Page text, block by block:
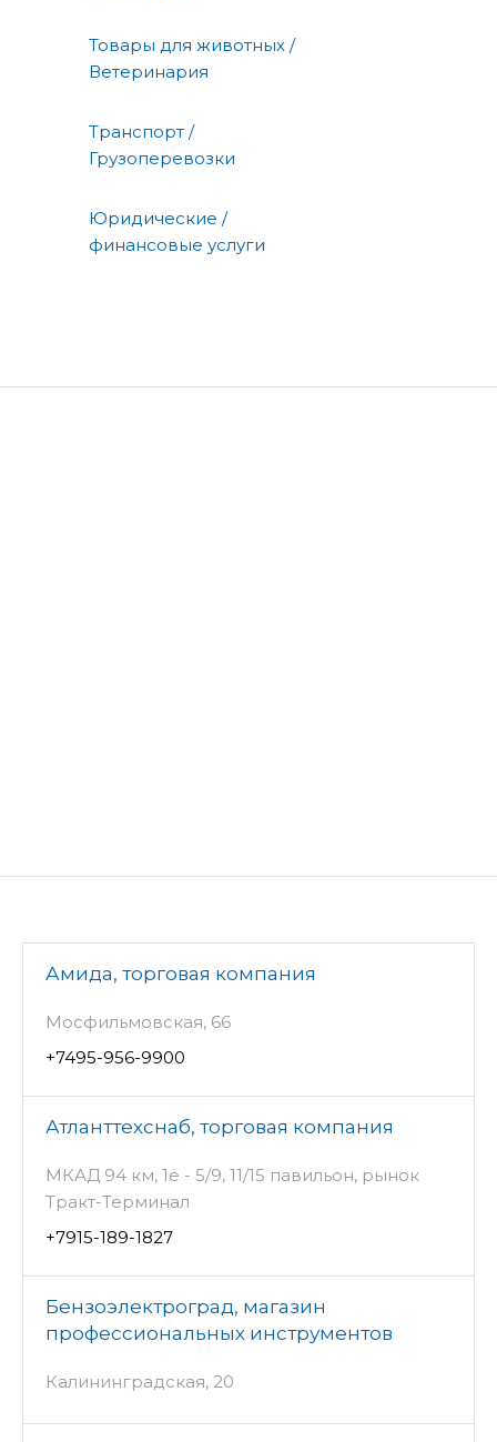
Товары для животных /
Ветеринария
Транспорт /
Грузоперевозки
Юридические /
финансовые услуги
Амида, торговая компания
Мосфильмовская, 66
+7495-956-9900
Атланттехснаб, торговая компания
МКАД 94 км, 1е - 5/9, 11/15 павильон, рынок
Тракт-Терминал
+7915-189-1827
Бензоэлектроград, магазин
профессиональных инструментов
Калининградская, 20